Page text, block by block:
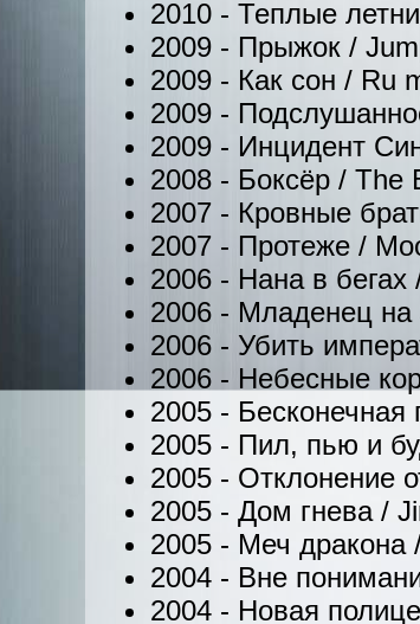
2010 - Теплые
2009 - Прыжок /
2009 - Как сон / Ru
2009 -
2009 - Инцидент
2008 - Боксёр / The
2007 - Кровные
2007 - Протеже /
2006 - Нана в
2006 - Младенец на
2006 - Убить
2006 - Небесные
2005 -
2005 - Пил, пью и
2005 - Отклонение
2005 - Дом гнева /
2005 - Меч дракона
2004 - Вне
2004 - Новая